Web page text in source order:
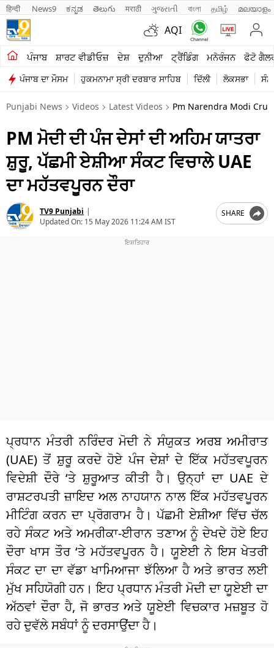
हिन्दी News9 ಕನ್ನಡ తెలుగు मराठी ગુજરાતી বাংলা தமிழ் മലയാളം
AQI
ਪੰਜਾਬ ਸ਼ਾਰਟ ਵੀਡੀਓਜ਼ ਦੇਸ਼ ਦੁਨੀਆ ਟ੍ਰੈਂਡਿੰਗ ਮਨੋਰੰਜਨ ਫੋਟੋ
ਪੰਜਾਬ ਦਾ ਮੌਸਮ ਹੁਕਮਨਾਮਾ ਸ੍ਰੀ ਦਰਬਾਰ ਸਾਹਿਬ ਦਿੱਲੀ ਲੋਕਸਭਾ
ਖੇਤੀਬਾੜੀ
ਸ਼ਾਰਟ ਵੀਡੀਓਜ਼
ਕਾਰੋਬਾਰ
ਕਰਿਅਰ
ਮਨੋਰੰਜਨ
ਦੇਸ਼
ਲਾਈਫ ਸਟਾਈਲ
ਚੋਣਾਂ 2026
Punjabi News Videos Latest Videos Pm Narendra Modi
PM ਮੋਦੀ ਦੀ ਪੰਜ ਦੇਸਾਂ ਦੀ ਅਹਿਮ ਯਾਤਰਾ
ਸ਼ੁਰੂ, ਪੱਛਮੀ ਏਸ਼ੀਆ ਸੰਕਟ ਵਿਚਾਲੇ UAE
ਦਾ ਮਹੱਤਵਪੂਰਨ ਦੌਰਾ
TV9 Punjabi |
Updated On: 15 May 2026 11:24 AM IST
SHARE
ਪ੍ਰਧਾਨ ਮੰਤਰੀ ਨਰਿੰਦਰ ਮੋਦੀ ਨੇ ਸੰਯੁਕਤ ਅਰਬ ਅਮੀਰਾਤ
(UAE) ਤੋਂ ਸ਼ੁਰੂ ਕਰਦੇ ਹੋਏ ਪੰਜ ਦੇਸ਼ਾਂ ਦੇ ਇੱਕ ਮਹੱਤਵਪੂਰਨ
ਵਿਦੇਸ਼ੀ ਦੌਰੇ ‘ਤੇ ਸ਼ੁਰੂਆਤ ਕੀਤੀ ਹੈ। ਉਨ੍ਹਾਂ ਦਾ UAE ਦੇ
ਰਾਸ਼ਟਰਪਤੀ ਜ਼ਾਇਦ ਅਲ ਨਾਹਯਾਨ ਨਾਲ ਇੱਕ ਮਹੱਤਵਪੂਰਨ
ਮੀਟਿੰਗ ਕਰਨ ਦਾ ਪ੍ਰੋਗਰਾਮ ਹੈ। ਪੱਛਮੀ ਏਸ਼ੀਆ ਵਿੱਚ ਚੱਲ
ਰਹੇ ਸੰਕਟ ਅਤੇ ਅਮਰੀਕਾ-ਈਰਾਨ ਤਣਾਅ ਨੂੰ ਦੇਖਦੇ ਹੋਏ ਇਹ
ਦੌਰਾ ਖਾਸ ਤੌਰ ‘ਤੇ ਮਹੱਤਵਪੂਰਨ ਹੈ। ਯੂਏਈ ਨੇ ਇਸ ਖੇਤਰੀ
ਸੰਕਟ ਦਾ ਦਾ ਵੱਡਾ ਖਾਮਿਆਜਾ ਝੱਲਿਆ ਹੈ ਅਤੇ ਭਾਰਤ ਲਈ
ਮੁੱਖ ਸਹਿਯੋਗੀ ਹਨ। ਇਹ ਪ੍ਰਧਾਨ ਮੰਤਰੀ ਮੋਦੀ ਦਾ ਯੂਏਈ ਦਾ
ਅੱਠਵਾਂ ਦੌਰਾ ਹੈ, ਜੋ ਭਾਰਤ ਅਤੇ ਯੂਏਈ ਵਿਚਕਾਰ ਮਜ਼ਬੂਤ ​​ਹੋ
ਰਹੇ ਦੁਵੱਲੇ ਸਬੰਧਾਂ ਨੂੰ ਦਰਸਾਉਂਦਾ ਹੈ।